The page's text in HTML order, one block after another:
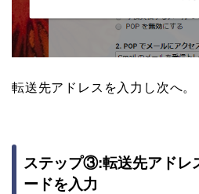
転送先アドレスを入力し次へ。
ステップ③:転送先アドレ
ードを入力